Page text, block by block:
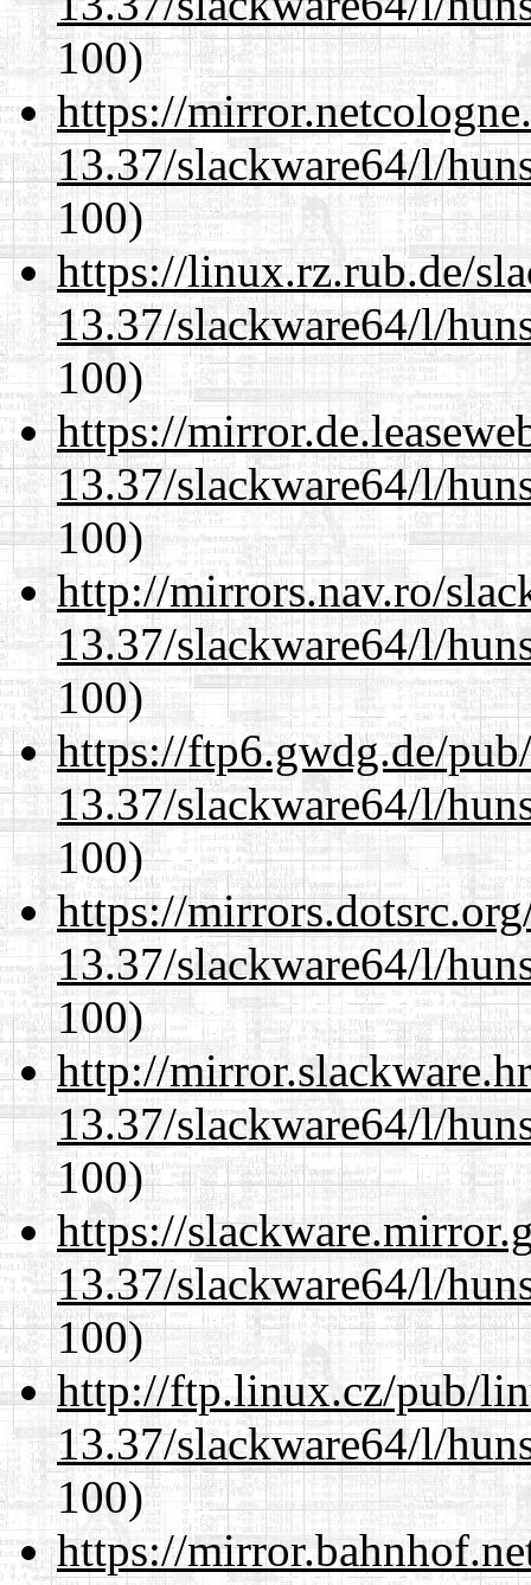
100)
https://
13.37/slackware64/l/
100)
https://linux.rz.rub.de/
13.37/slackware64/l/
100)
https://
13.37/slackware64/l/
100)
http://mirrors.nav.ro/
13.37/slackware64/l/
100)
https://ftp6.gwdg.de/
13.37/slackware64/l/
100)
https://
13.37/slackware64/l/
100)
http://
13.37/slackware64/l/
100)
https://
13.37/slackware64/l/
100)
http://ftp.linux.cz/pub/
13.37/slackware64/l/
100)
https://